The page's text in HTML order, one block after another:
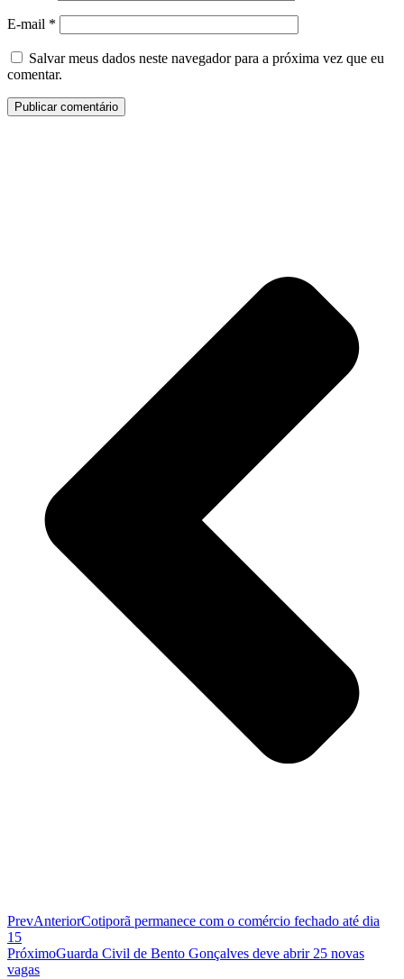
E-mail *
Salvar meus dados neste navegador para a próxima vez que eu
comentar.
PrevAnteriorCotiporã permanece com o comércio fechado até dia
15
PróximoGuarda Civil de Bento Gonçalves deve abrir 25 novas
vagas